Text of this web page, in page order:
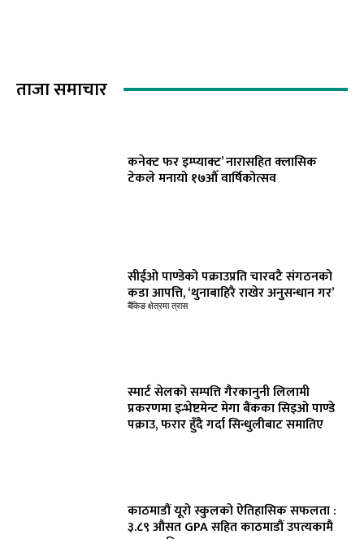
ताजा समाचार
कनेक्ट फर इम्प्याक्ट’ नारासहित क्लासिक
टेकले मनायो १७औँ वार्षिकोत्सव
सीईओ पाण्डेको पक्राउप्रति चारवटै संगठनको
कडा आपत्ति, ‘थुनाबाहिरै राखेर अनुसन्धान गर’
बैंकिङ क्षेत्रमा त्रास
स्मार्ट सेलको सम्पत्ति गैरकानुनी लिलामी
प्रकरणमा इन्भेष्टमेन्ट मेगा बैंकका सिइओ पाण्डे
पक्राउ, फरार हुँदै गर्दा सिन्धुलीबाट समातिए
काठमाडौं यूरो स्कुलको ऐतिहासिक सफलता :
३.८९ औसत GPA सहित काठमाडौं उपत्यकामै